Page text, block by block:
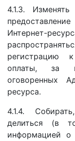
4.1.3.
Интернет-
регистрацию
оплаты, за
оговоренных
ресурса.
4.1.4.
делиться (в
информацией о